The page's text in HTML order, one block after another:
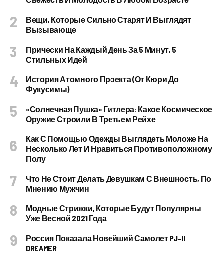
Вещи, Которые Сильно Старят И Выглядят
Вызывающе
Прически На Каждый День За 5 Минут, 5
Стильных Идей
История Атомного Проекта (от Кюри До
Фукусимы)
«Солнечная Пушка» Гитлера: Какое Космическое
Оружие Строили В Третьем Рейхе
Как С Помощью Одежды Выглядеть Моложе На
Несколько Лет И Нравиться Противоположному
Полу
Что Не Стоит Делать Девушкам С Внешность, По
Мнению Мужчин
Модные Стрижки, Которые Будут Популярны
Уже Весной 2021 Года
Россия Показала Новейший Самолет PJ–II
DREAMER